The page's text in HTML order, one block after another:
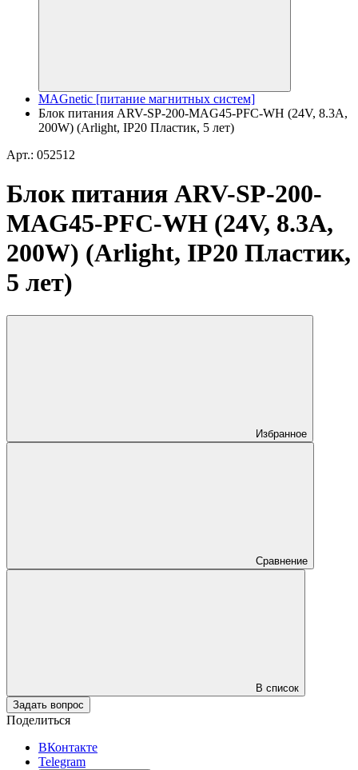
MAGnetic [питание магнитных систем]
Блок питания ARV-SP-200-MAG45-PFC-WH (24V, 8.3A,
200W) (Arlight, IP20 Пластик, 5 лет)
Арт.: 052512
Блок питания ARV-SP-200-
MAG45-PFC-WH (24V, 8.3A,
200W) (Arlight, IP20 Пластик,
5 лет)
Избранное
Сравнение
В список
Задать вопрос
Поделиться
ВКонтакте
Telegram